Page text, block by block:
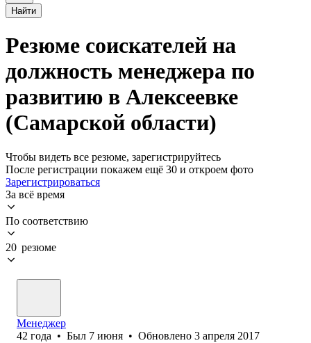
Найти
Резюме соискателей на
должность менеджера по
развитию в Алексеевке
(Самарской области)
Чтобы видеть все резюме, зарегистрируйтесь
После регистрации покажем ещё 30 и откроем фото
Зарегистрироваться
За всё время
По соответствию
20 резюме
Менеджер
42 года • Был 7 июня • Обновлено 3 апреля 2017